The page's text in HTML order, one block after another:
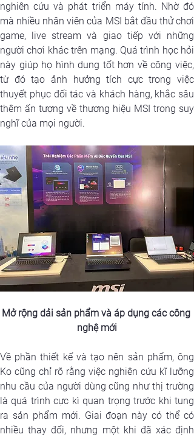
nghiên cứu và phát triển máy tính. Nhờ đó
mà nhiều nhân viên của MSI bắt đầu thử chơi
game, live stream và giao tiếp với những
người chơi khác trên mạng. Quá trình học hỏi
này giúp họ hình dung tốt hơn về công việc,
từ đó tạo ảnh hưởng tích cực trong việc
thuyết phục đối tác và khách hàng, khắc sâu
thêm ấn tượng về thương hiệu MSI trong suy
nghĩ của mọi người.
Mở rộng dải sản phẩm và áp dụng các công
nghệ mới
Về phần thiết kế và tạo nên sản phẩm, ông
Ko cũng chỉ rõ rằng việc nghiên cứu kĩ lưỡng
nhu cầu của người dùng cũng như thị trường
là quá trình cực kì quan trọng trước khi tung
ra sản phẩm mới. Giai đoạn này có thể có
nhiều thay đổi, nhưng một khi đã xác định